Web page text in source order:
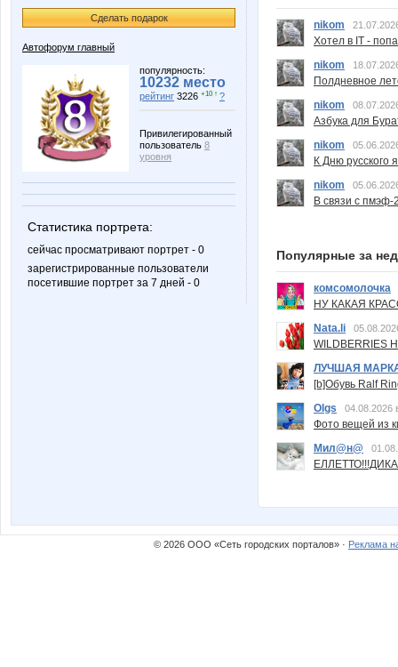
Сделать подарок
Автофорум главный
популярность:
10232 место
рейтинг 3226 +10 ↑ ?
Привилегированный
пользователь 8
уровня
Статистика портрета:
сейчас просматривают портрет - 0
зарегистрированные пользователи
посетившие портрет за 7 дней - 0
nikom
Хотел в IT -
nikom
Полдневное
nikom
Азбука для
nikom
К Дню русского
nikom
В связи с пмэф-
Популярные за
комсомолочка
НУ КАКАЯ
Nata.li
ЛУЧШАЯ
[b]Обувь Ralf
Olgs
04.08.2026
Фото вещей из
Мил@н@
© 2026 ООО «Сеть городских порталов» · Реклама